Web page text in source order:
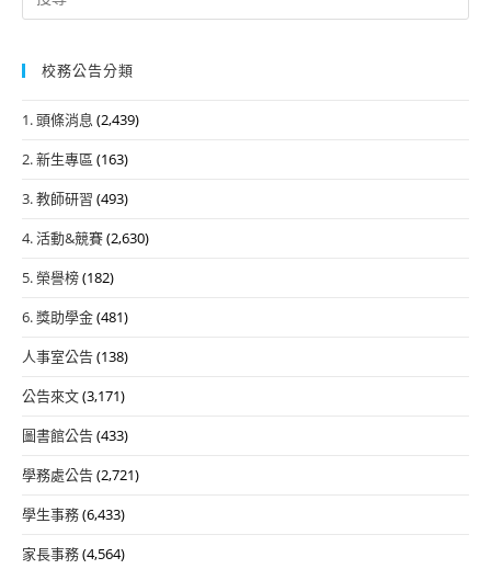
for:
校務公告分類
1. 頭條消息 (2,439)
2. 新生專區 (163)
3. 教師研習 (493)
4. 活動&競賽(2,630)
5. 榮譽榜(182)
6. 獎助學金(481)
人事室公告(138)
公告來文(3,171)
圖書館公告(433)
學務處公告(2,721)
學生事務(6,433)
家長事務(4,564)